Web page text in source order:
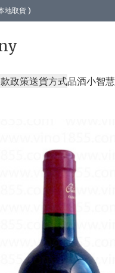
地取貨 )
政策送貨方式品酒小智慧